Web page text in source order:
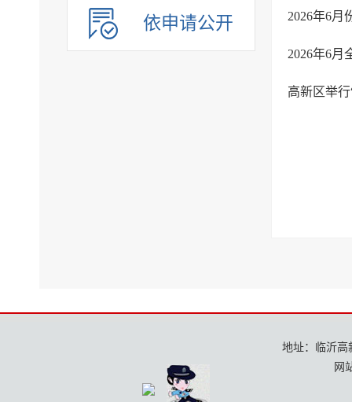
依申请公开 2026年6月
2026年6月
地址：临沂高
网